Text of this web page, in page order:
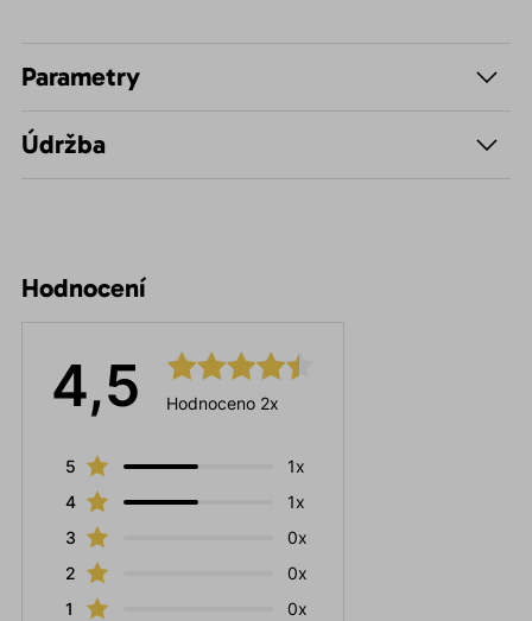
Parametry
Údržba
Hodnocení
4,5 Hodnoceno 2x
5
1x
4
1x
3
0x
2
0x
1
0x